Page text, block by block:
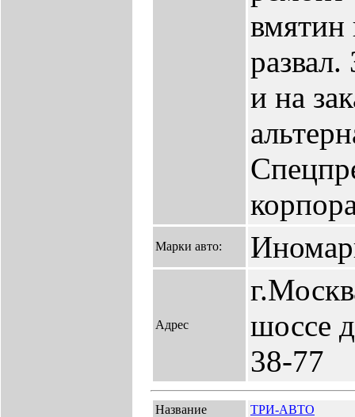
вмятин
и на
Марки авто:
Адрес
шоссе
38-77
Название ТРИ-АВТО